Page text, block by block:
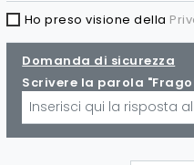
Ho preso visione della
Domanda di sicurezza
Scrivere la parola